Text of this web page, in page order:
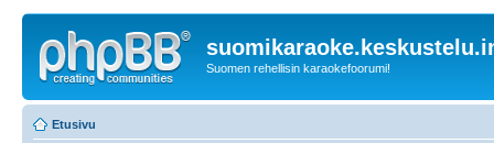
Suomen rehellisin karaokefoorumi!
Etusivu